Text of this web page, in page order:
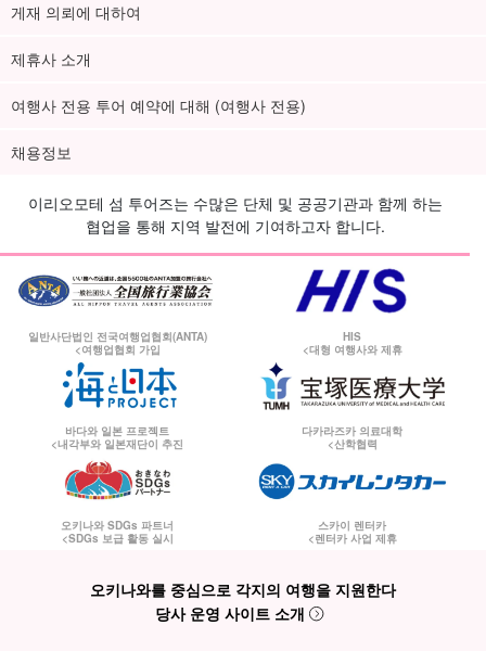
게재 의뢰에 대하여
제휴사 소개
여행사 전용 투어 예약에 대해 (여행사 전용)
채용정보
이리오모테 섬 투어즈는 수많은 단체 및 공공기관과 함께 하는
협업을 통해 지역 발전에 기여하고자 합니다.
일반사단법인 전국여행업협회(ANTA)
<여행업협회 가입
HIS
<대형 여행사와 제휴
바다와 일본 프로젝트
<내각부와 일본재단이 추진
다카라즈카 의료대학
<산학협력
오키나와 SDGs 파트너
<SDGs 보급 활동 실시
스카이 렌터카
<렌터카 사업 제휴
오키나와를 중심으로 각지의 여행을 지원한다
당사 운영 사이트 소개